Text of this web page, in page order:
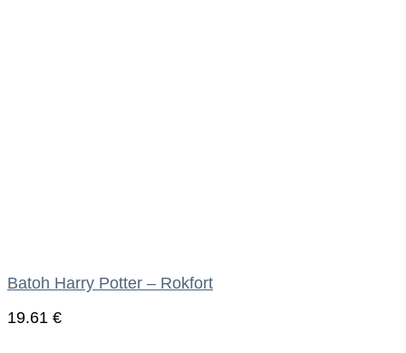
Batoh Harry Potter – Rokfort
19.61 €